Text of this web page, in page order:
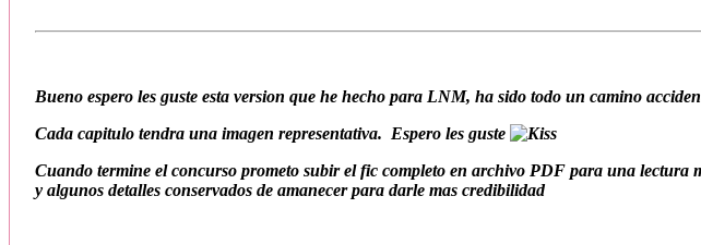
Bueno espero les guste esta version que he hecho para LNM, ha sido todo un camino
Cada capitulo tendra una imagen representativa. Espero les guste
Cuando termine el concurso prometo subir el fic completo en archivo PDF para una lectura
y algunos detalles conservados de amanecer para darle mas credibilidad